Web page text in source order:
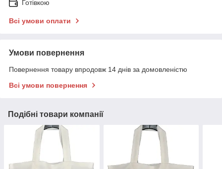
Готівкою
Всі умови оплати
Умови повернення
Повернення товару впродовж 14 днів за домовленістю
Всі умови повернення
Подібні товари компанії